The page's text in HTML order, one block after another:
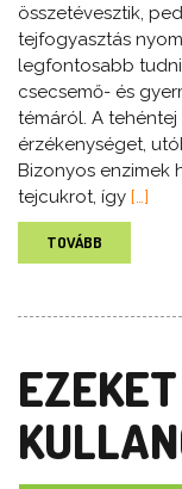
összetévesztik,
tejfogyasztás
legfontosabb
csecsemő- és
témáról. A
érzékenységet,
Bizonyos enzimek
tejcukrot, így […]
TOVÁBB